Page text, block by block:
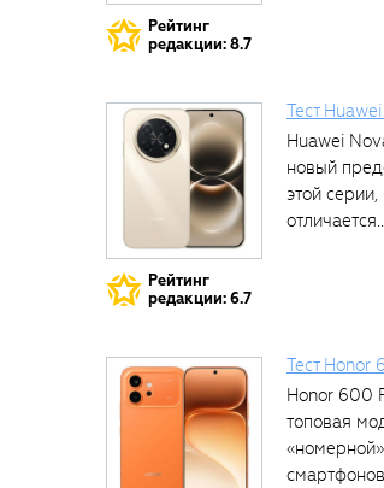
Рейтинг
редакции: 8.7
Рейтинг
редакции: 6.7
Тест
Huawei
новый
этой
Тест Honor
Honor 600
топовая